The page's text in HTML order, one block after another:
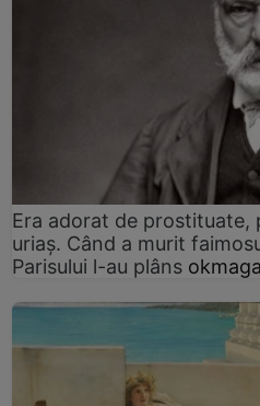
Era adorat de prostituate,
uriaș. Când a murit
Parisului l-au plâns